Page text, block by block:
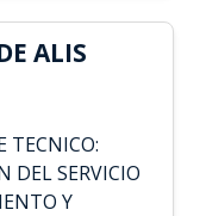
ALIS
TECNICO:
DEL SERVICIO
Y